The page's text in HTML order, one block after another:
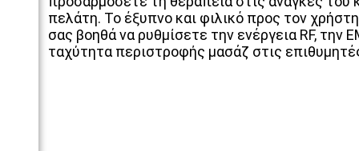
πελάτη. Το έξυπνο και φιλικό προς τον
σας βοηθά να ρυθμίσετε την ενέργεια RF, την
ταχύτητα περιστροφής μασάζ στις